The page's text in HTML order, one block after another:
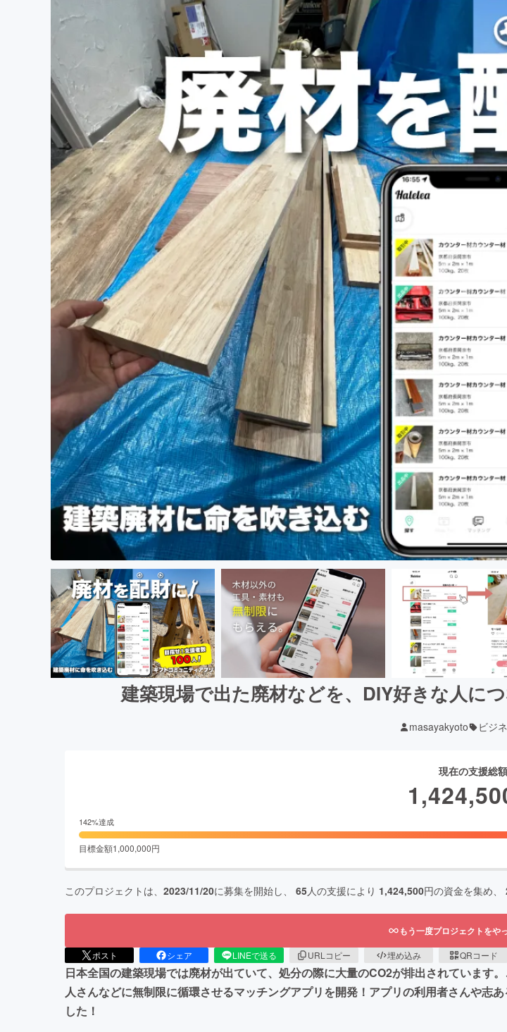
建築現場で出た廃材などを、DIY好きな人に
masayakyoto ビジ
現在の支援総額
142%達成
目標金額1,000,000円
このプロジェクトは、 2023/11/20に募集を開始し、 65人の支援により 1,424,500円の資金を集め、
もう一度プロジェクトをや
ポスト シェア LINEで送る URLコピー 埋め込み QRコード
日本全国の建築現場では廃材が出ていて、処分の際に大量のCO2が排出されています
人さんなどに無制限に循環させるマッチングアプリを開発！アプリの利用者さんや志
した！